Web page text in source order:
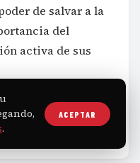
de salvar a la
del
activa de sus
Michoacán
.
ACEPTAR